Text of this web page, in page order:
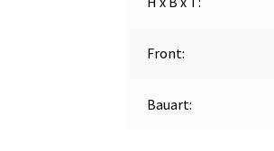
Front:
Bauart: